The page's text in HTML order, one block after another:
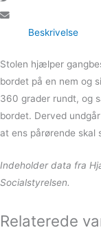
Beskrivelse
Stolen hjælper
bordet på en nem og
360 grader rundt, og
bordet. Derved
at ens pårørende skal
Indeholder data fra
Socialstyrelsen.
Relaterede